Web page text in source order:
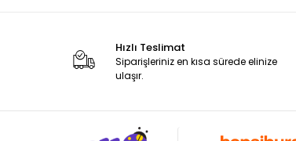
Hızlı Teslimat
Siparişleriniz en kısa sürede elinize
ulaşır.